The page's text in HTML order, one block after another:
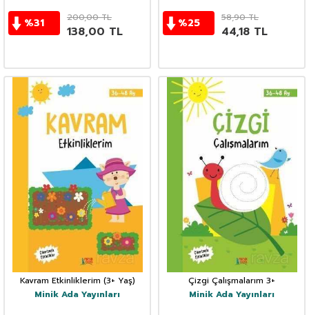
%31 200,00TL
138,00 TL
%25 58,90TL
44,18 TL
Kavram Etkinliklerim (3+ Yaş)
Minik Ada Yayınları
Çizgi Çalışmalarım 3+
Minik Ada Yayınları